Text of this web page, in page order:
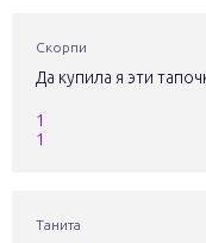
Скорпи
Да купила я эти
1
1
Танита